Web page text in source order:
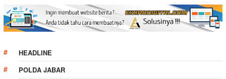
HEADLINE
POLDA JABAR